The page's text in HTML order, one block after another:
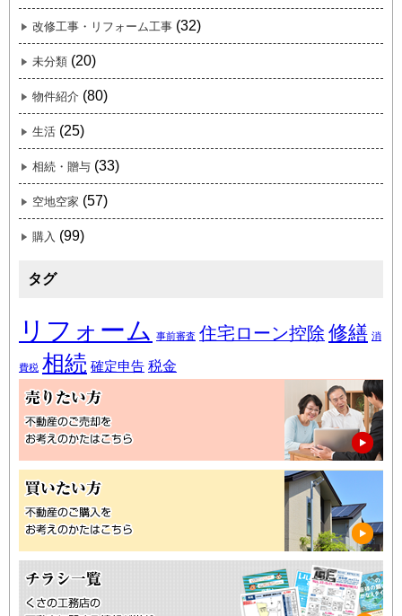
改修工事・リフォーム工事 (32)
未分類 (20)
物件紹介 (80)
生活 (25)
相続・贈与 (33)
空地空家 (57)
購入 (99)
タグ
リフォーム 事前審査 住宅ローン控除 修繕 消
費税 相続 確定申告 税金